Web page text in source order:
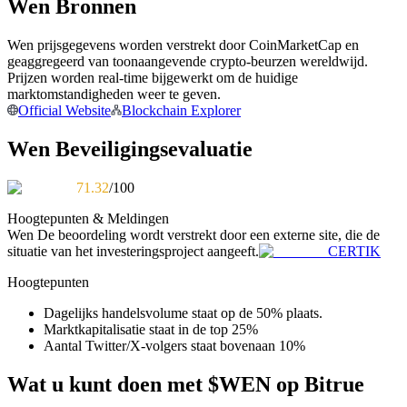
Word een Copy Trader
Geniet van winstdeling en copy trading commissies
Informatie
Big data-analyse inclusief handelsinformatie, enz.
Wen Bronnen
Wen prijsgegevens worden verstrekt door CoinMarketCap en
geaggregeerd van toonaangevende crypto-beurzen wereldwijd.
Prijzen worden real-time bijgewerkt om de huidige
marktomstandigheden weer te geven.
Official Website
Blockchain Explorer
Wen Beveiligingsevaluatie
71.32/100
Hoogtepunten & Meldingen
Wen De beoordeling wordt verstrekt door een externe site, die de
situatie van het investeringsproject aangeeft.
CERTIK
Hoogtepunten
Dagelijks handelsvolume staat op de 50% plaats.
Marktkapitalisatie staat in de top 25%
Aantal Twitter/X-volgers staat bovenaan 10%
Wat u kunt doen met $WEN op Bitrue